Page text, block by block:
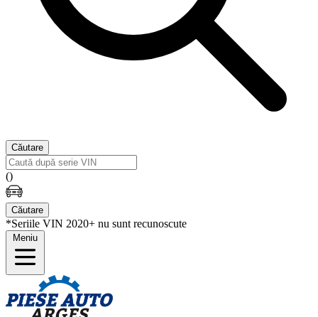
Căutare
()
Căutare
*Seriile VIN 2020+ nu sunt recunoscute
Meniu